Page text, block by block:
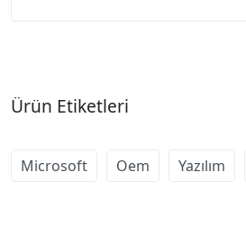
Ürün Etiketleri
Microsoft Oem Yazılım